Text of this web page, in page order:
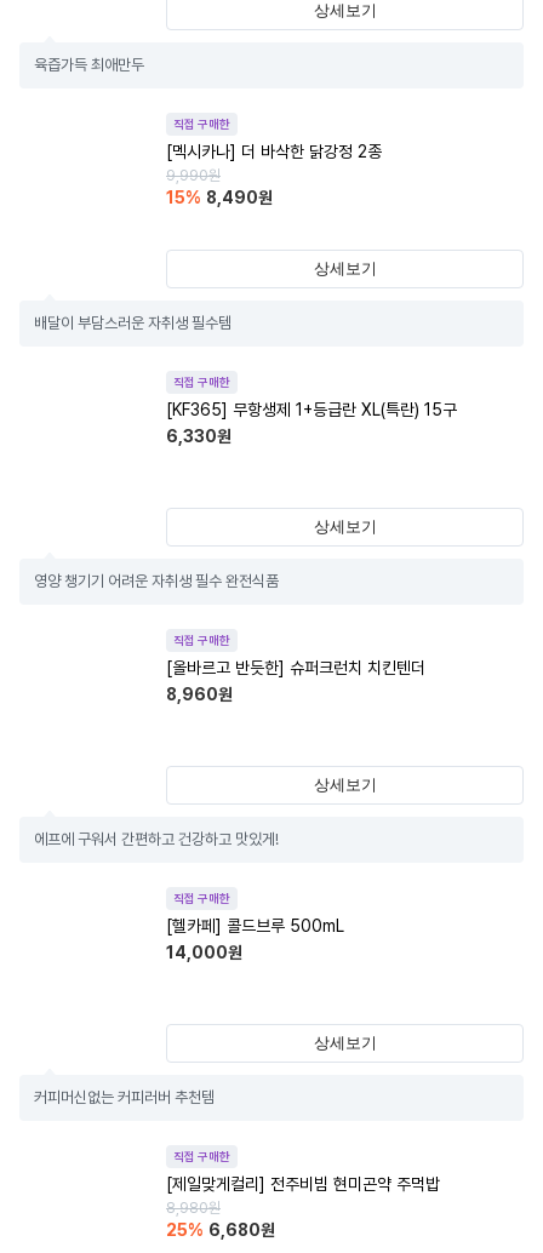
상세보기
육즙가득 최애만두
직접 구매한
[멕시카나] 더 바삭한 닭강정 2종
9,990원
15% 8,490원
상세보기
배달이 부담스러운 자취생 필수템
직접 구매한
[KF365] 무항생제 1+등급란 XL(특란) 15구
6,330원
상세보기
영양 챙기기 어려운 자취생 필수 완전식품
직접 구매한
[올바르고 반듯한] 슈퍼크런치 치킨텐더
8,960원
상세보기
에프에 구워서 간편하고 건강하고 맛있게!
직접 구매한
[헬카페] 콜드브루 500mL
14,000원
상세보기
커피머신없는 커피러버 추천템
직접 구매한
[제일맞게컬리] 전주비빔 현미곤약 주먹밥
8,980원
25% 6,680원